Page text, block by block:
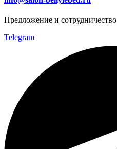
Предложение и сотрудничество
Telegram